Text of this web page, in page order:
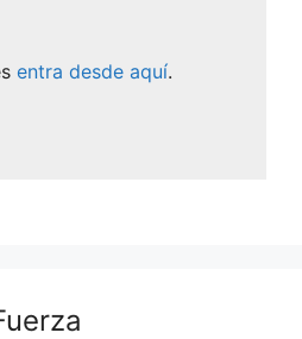
entra desde aquí.